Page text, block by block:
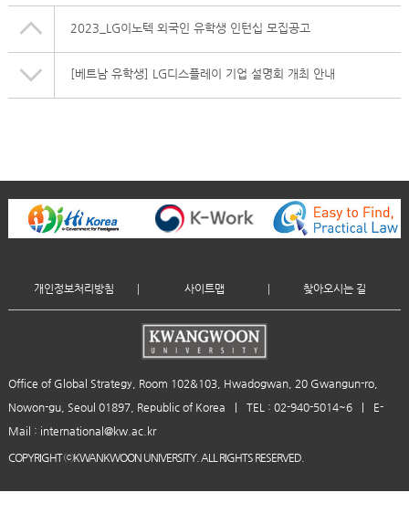
2023_LG이노텍 외국인 유학생 인턴십 모집공고
[베트남 유학생] LG디스플레이 기업 설명회 개최 안내
개인정보처리방침 사이트맵 찾아오시는 길
Office of Global Strategy, Room 102&103, Hwadogwan, 20 Gwangun-ro,
Nowon-gu, Seoul 01897, Republic of Korea
TEL : 02-940-5014~6
E-
Mail : international@kw.ac.kr
COPYRIGHT ⓒKWANKWOON UNIVERSITY. ALL RIGHTS RESERVED.